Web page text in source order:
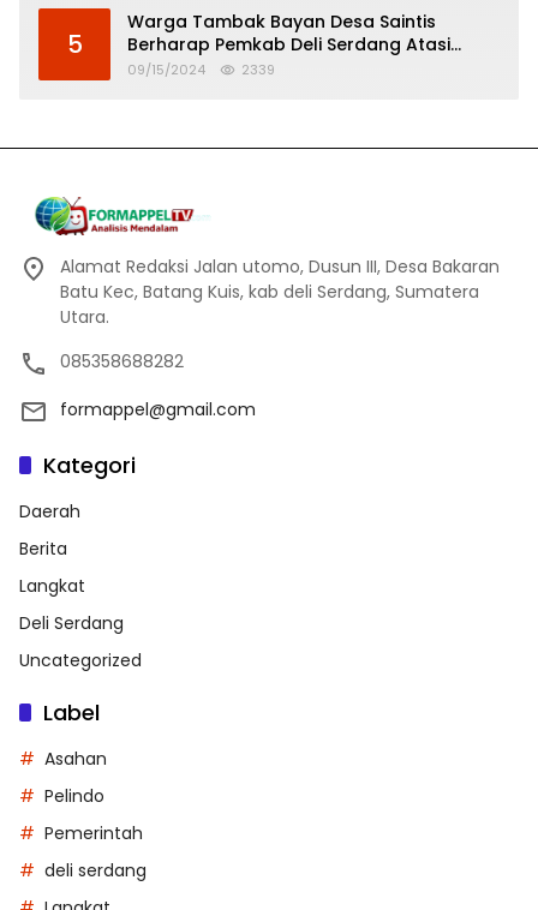
5
Warga Tambak Bayan Desa Saintis
Berharap Pemkab Deli Serdang Atasi
Banjir
09/15/2024 2339
Alamat Redaksi Jalan utomo, Dusun III, Desa Bakaran
Batu Kec, Batang Kuis, kab deli Serdang, Sumatera
Utara.
085358688282
formappel@gmail.com
Kategori
Daerah
Berita
Langkat
Deli Serdang
Uncategorized
Label
Asahan
Pelindo
Pemerintah
deli serdang